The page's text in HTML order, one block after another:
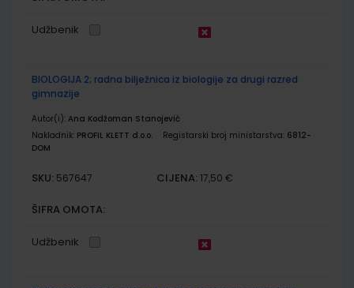
Udžbenik
BIOLOGIJA 2; radna bilježnica iz biologije za drugi razred
gimnazije
Autor(i): Ana Kodžoman Stanojević
Nakladnik: PROFIL KLETT d.o.o. Registarski broj ministarstva: 6812-
DOM
SKU: 567647 CIJENA: 17,50 €
ŠIFRA OMOTA:
Udžbenik